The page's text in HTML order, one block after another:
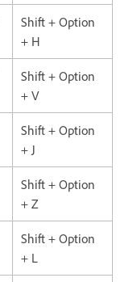
Shift + Option
+ H
Shift + Option
+ V
Shift + Option
+ J
Shift + Option
+ Z
Shift + Option
+ L